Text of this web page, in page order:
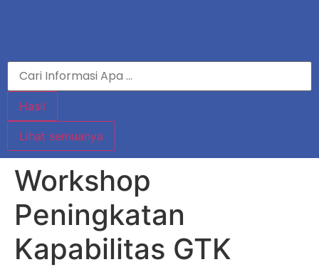
Hasil
Lihat semuanya
Workshop
Peningkatan
Kapabilitas GTK